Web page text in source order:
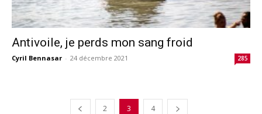
Antivoile, je perds mon sang froid
Cyril Bennasar - 24 décembre 2021 285
2 3 4